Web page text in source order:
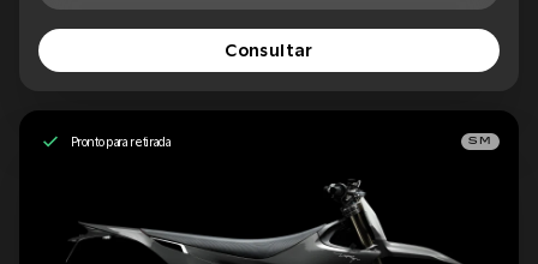
Consultar
Pronto para retirada SM